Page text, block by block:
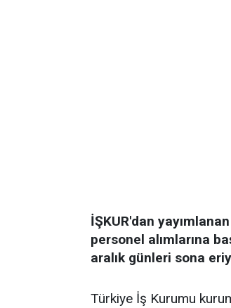
İŞKUR'dan
personel alımlarına
aralık günleri sona
Türkiye İş Kurumu